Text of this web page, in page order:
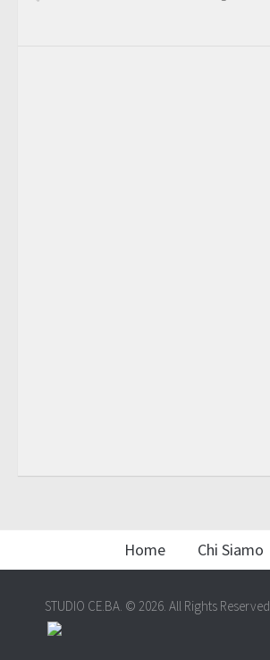
Home Chi Siamo
STUDIO CE.BA. © 2026. All Rights Reserved.